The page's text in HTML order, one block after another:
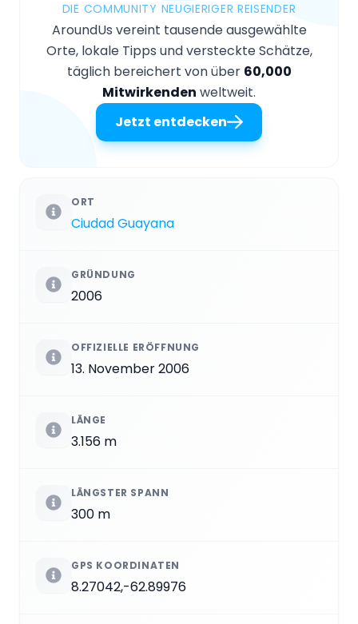
DIE COMMUNITY NEUGIERIGER REISENDER
AroundUs vereint tausende ausgewählte
Orte, lokale Tipps und versteckte Schätze,
täglich bereichert von über 60,000
Mitwirkenden weltweit.
Jetzt entdecken
ORT
Ciudad Guayana
GRÜNDUNG
2006
OFFIZIELLE ERÖFFNUNG
13. November 2006
LÄNGE
3.156 m
LÄNGSTER SPANN
300 m
GPS KOORDINATEN
8.27042,-62.89976